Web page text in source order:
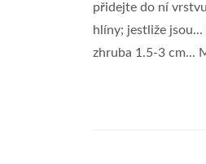
přidejte do ní
hlíny; jestliže
zhruba 1.5-3 cm...